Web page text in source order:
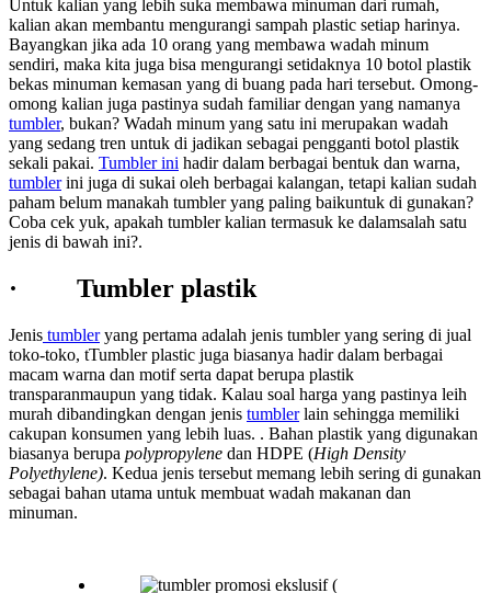
Untuk kalian yang lebih suka membawa minuman dari rumah,
kalian akan membantu mengurangi sampah plastic setiap harinya.
Bayangkan jika ada 10 orang yang membawa wadah minum
sendiri, maka kita juga bisa mengurangi setidaknya 10 botol plastik
bekas minuman kemasan yang di buang pada hari tersebut. Omong-
omong kalian juga pastinya sudah familiar dengan yang namanya
tumbler, bukan? Wadah minum yang satu ini merupakan wadah
yang sedang tren untuk di jadikan sebagai pengganti botol plastik
sekali pakai. Tumbler ini hadir dalam berbagai bentuk dan warna,
tumblerini juga di sukai oleh berbagai kalangan, tetapi kalian sudah
paham belum manakah tumbler yang paling baikuntuk di gunakan?
Coba cek yuk, apakah tumbler kalian termasuk ke dalamsalah satu
jenis di bawah ini?.
· Tumbler plastik
Jenis tumbleryang pertama adalah jenis tumbler yang sering di jual
toko-toko, tTumbler plastic juga biasanya hadir dalam berbagai
macam warna dan motif serta dapat berupa plastik
transparanmaupun yang tidak. Kalau soal harga yang pastinya leih
murah dibandingkan dengan jenis tumblerlain sehingga memiliki
cakupan konsumen yang lebih luas. . Bahan plastik yang digunakan
biasanya berupa polypropylene dan HDPE (High Density
Polyethylene). Kedua jenis tersebut memang lebih sering di gunakan
sebagai bahan utama untuk membuat wadah makanan dan
minuman.